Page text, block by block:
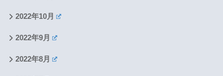
2022年10月
2022年9月
2022年8月